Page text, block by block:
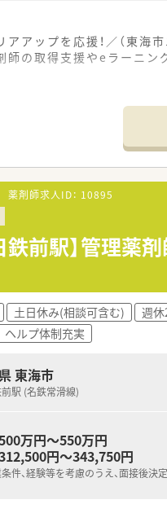
アアップを応援！／（東海
師の取得支援やeラーニン
東海市に位置し最寄り駅
便利な立地環境でありな
応需科目や処方箋枚数は
と雰囲気】
の年齢構成は20代から30
のヘルプ体制が充実して
との距離が近く風通しの
い/おすすめポイント】
現場の状況を深く理解し
ことに挑戦できる企業風
福利厚生や資格取得支援
薬剤師求人ID： 10895
鉄前駅】管理
土日休み(相談可含む) 週
ヘルプ体制充実
東海市
駅 (名鉄常滑線)
万円～550万円
円～343,750円
件、経験等を考慮のうえ、面接後決定